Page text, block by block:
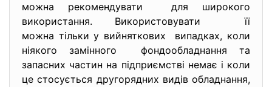
можна рекомендувати для широкого
використання. Використовувати її
можна тільки у вийняткових випадках, коли
ніякого замінного фондообладнання та
запасних частин на підприємстві немає і коли
це стосується другорядних видів обладнання,